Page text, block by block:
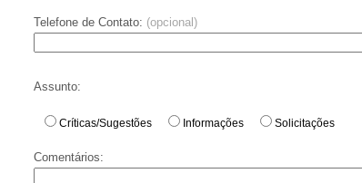
Telefone de Contato: (opcional)
Assunto:
Críticas/Sugestões Informações Solicitações
Comentários: